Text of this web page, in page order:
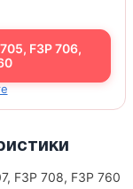
F3P 706,
F3P 708, F3P 760